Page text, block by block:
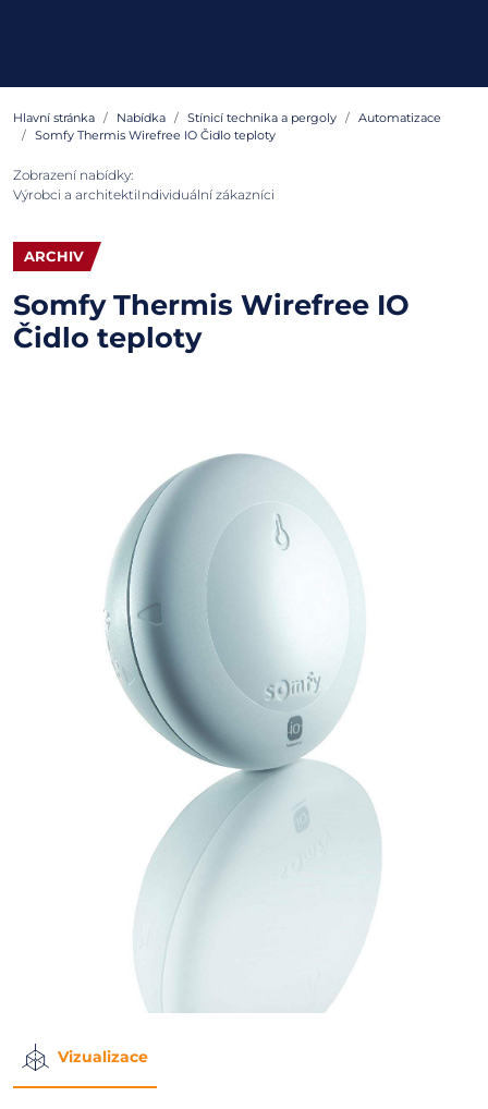
Hlavní stránka Nabídka Stínicí technika a pergoly
Automatizace
Somfy Thermis Wirefree IO Čidlo teploty
Zobrazení nabídky:
Výrobci a architektiIndividuální zákazníci
ARCHIV
Somfy Thermis Wirefree IO
Čidlo teploty
Vizualizace